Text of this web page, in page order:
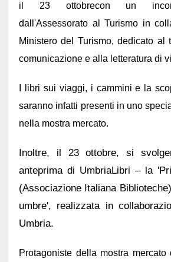
il 23 ottobrecon un
dall'Assessorato al Turismo in
Ministero del Turismo, dedicato al
comunicazione e alla letteratura di
I libri sui viaggi, i cammini e la
saranno infatti presenti in uno
nella mostra mercato.
Inoltre, il 23 ottobre, si
anteprima di UmbriaLibri – la
(Associazione Italiana
umbre', realizzata in
Umbria.
Protagoniste della mostra